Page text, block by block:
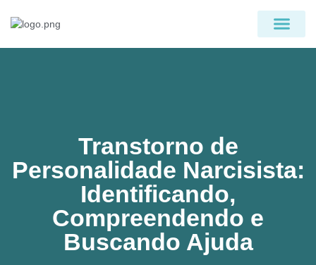
Transtorno de
Personalidade Narcisista:
Identificando,
Compreendendo e
Buscando Ajuda